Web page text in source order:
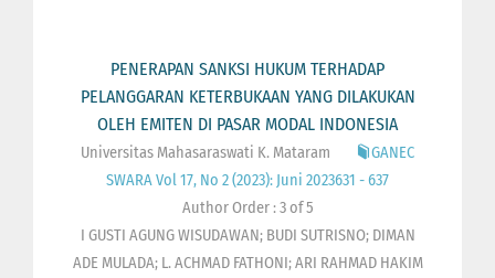
PENERAPAN SANKSI HUKUM TERHADAP
PELANGGARAN KETERBUKAAN YANG DILAKUKAN
OLEH EMITEN DI PASAR MODAL INDONESIA
Universitas Mahasaraswati K. Mataram
GANEC
SWARA Vol 17, No 2 (2023): Juni 2023631 - 637
Author Order : 3 of 5
I GUSTI AGUNG WISUDAWAN; BUDI SUTRISNO; DIMAN
ADE MULADA; L. ACHMAD FATHONI; ARI RAHMAD HAKIM